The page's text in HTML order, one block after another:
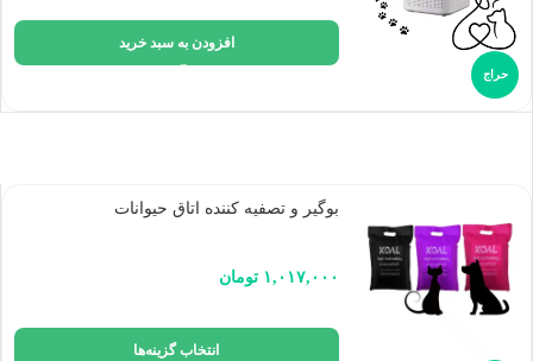
حراج
افزودن به سبد خرید
بوگیر و تصفیه کننده اتاق حیوانات
۱,۰۱۷,۰۰۰ تومان
انتخاب گزینه‌ها